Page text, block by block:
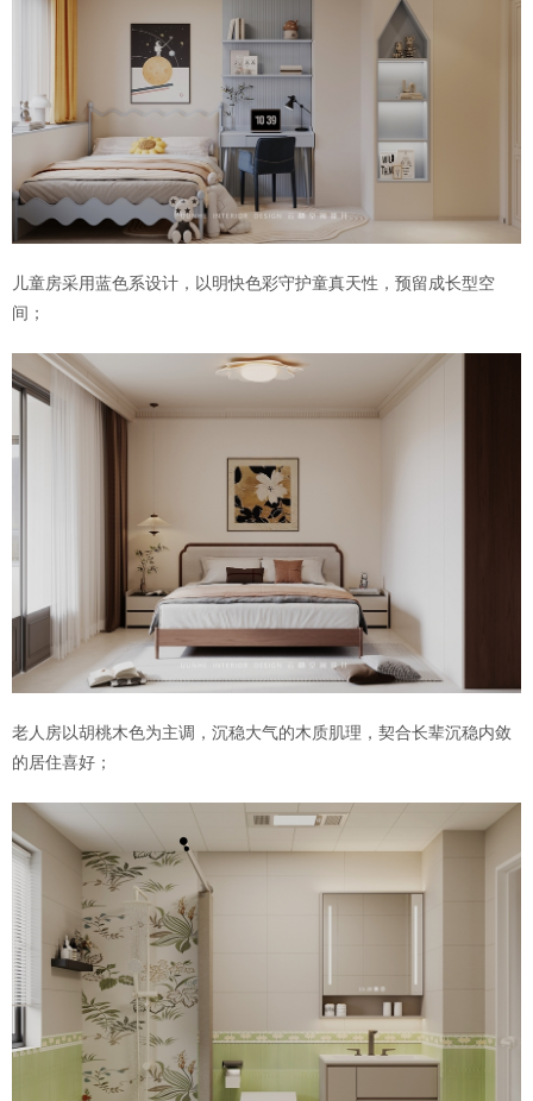
儿童房采用蓝色系设计，以明快色彩守护童真天性，预留成长型空
间；
老人房以胡桃木色为主调，沉稳大气的木质肌理，契合长辈沉稳内敛
的居住喜好；